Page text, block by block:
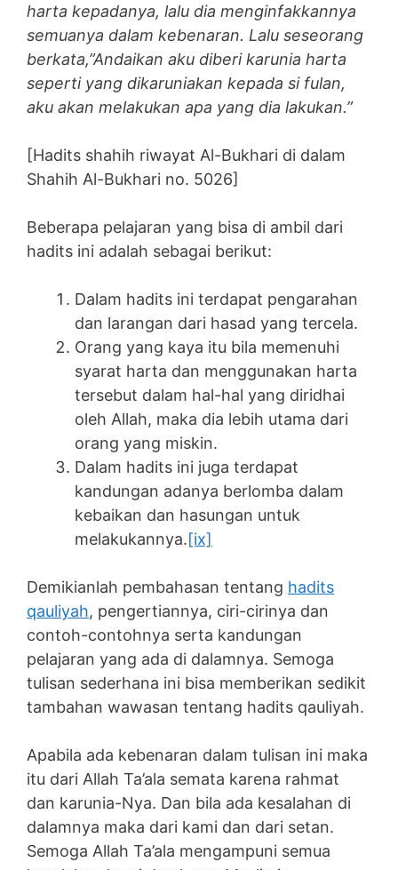
harta kepadanya, lalu dia menginfakkannya
semuanya dalam kebenaran. Lalu seseorang
berkata,”Andaikan aku diberi karunia harta
seperti yang dikaruniakan kepada si fulan,
aku akan melakukan apa yang dia lakukan.”
[Hadits shahih riwayat Al-Bukhari di dalam
Shahih Al-Bukhari no. 5026]
Beberapa pelajaran yang bisa di ambil dari
hadits ini adalah sebagai berikut:
Dalam hadits ini terdapat pengarahan
dan larangan dari hasad yang tercela.
Orang yang kaya itu bila memenuhi
syarat harta dan menggunakan harta
tersebut dalam hal-hal yang diridhai
oleh Allah, maka dia lebih utama dari
orang yang miskin.
Dalam hadits ini juga terdapat
kandungan adanya berlomba dalam
kebaikan dan hasungan untuk
melakukannya.[ix]
Demikianlah pembahasan tentang hadits
qauliyah, pengertiannya, ciri-cirinya dan
contoh-contohnya serta kandungan
pelajaran yang ada di dalamnya. Semoga
tulisan sederhana ini bisa memberikan sedikit
tambahan wawasan tentang hadits qauliyah.
Apabila ada kebenaran dalam tulisan ini maka
itu dari Allah Ta’ala semata karena rahmat
dan karunia-Nya. Dan bila ada kesalahan di
dalamnya maka dari kami dan dari setan.
Semoga Allah Ta’ala mengampuni semua